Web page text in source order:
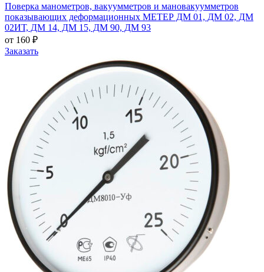
Поверка манометров, вакуумметров и мановакуумметров
показывающих деформационных МЕТЕР ДМ 01, ДМ 02, ДМ
02ИТ, ДМ 14, ДМ 15, ДМ 90, ДМ 93
от 160 ₽
Заказать